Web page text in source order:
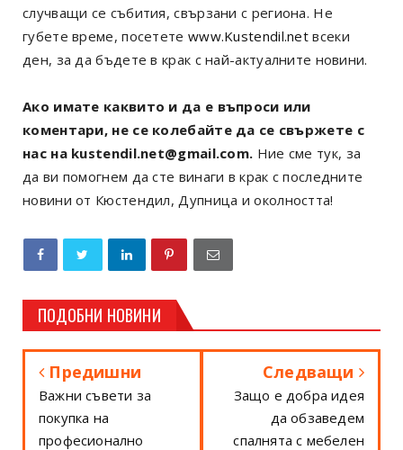
случващи се събития, свързани с региона. Не
губете време, посетете www.Kustendil.net всеки
ден, за да бъдете в крак с най-актуалните новини.
Ако имате каквито и да е въпроси или
коментари, не се колебайте да се свържете с
нас на kustendil.net@gmail.com. Ние сме тук, за
да ви помогнем да сте винаги в крак с последните
новини от Кюстендил, Дупница и околността!
ПОДОБНИ НОВИНИ
Предишни
Важни съвети за
покупка на
професионално
Следващи
Защо е добра идея
да обзаведем
спалнята с мебелен